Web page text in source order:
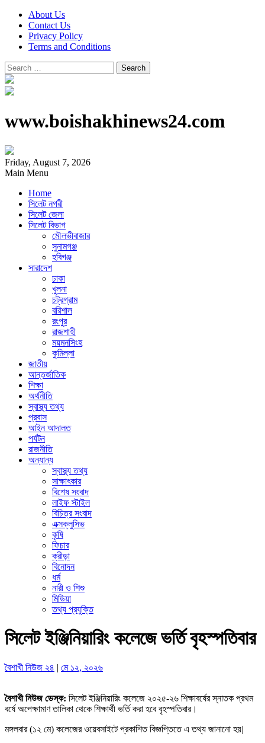
About Us
Contact Us
Privacy Policy
Terms and Conditions
Search
for:
www.boishakhinews24.com
Friday, August 7, 2026
Main Menu
Home
সিলেট নগরী
সিলেট জেলা
সিলেট বিভাগ
মৌলভীবাজার
সুনামগঞ্জ
হবিগঞ্জ
সারাদেশ
ঢাকা
খুলনা
চট্রগ্রাম
বরিশাল
রংপুর
রাজশাহী
ময়মনসিংহ
কুমিল্লা
জাতীয়
আন্তর্জাতিক
শিক্ষা
অর্থনীতি
স্বাস্থ্য তথ্য
প্রবাস
আইন আদালত
পর্যটন
রাজনীতি
অন্যান্য
স্বাস্থ্য তথ্য
সাক্ষাৎকার
বিশেষ সংবাদ
লাইফ স্টাইল
বিচিত্র সংবাদ
এক্সক্লুসিভ
কৃষি
ফিচার
ক্রীড়া
বিনোদন
ধর্ম
নারী ও শিশু
মিডিয়া
তথ্য প্রযুক্তি
সিলেট ইঞ্জিনিয়ারিং কলেজে ভর্তি বৃহস্পতিবার
বৈশাখী নিউজ ২৪ | মে ১২, ২০২৬
বৈশাখী নিউজ ডেস্ক: সিলেট ইঞ্জিনিয়ারিং কলেজে ২০২৫-২৬ শিক্ষাবর্ষের স্নাতক প্রথম
বর্ষে অপেক্ষামাণ তালিকা থেকে শিক্ষার্থী ভর্তি করা হবে বৃহস্পতিবার।
মঙ্গলবার (১২ মে) কলেজের ওয়েবসাইটে প্রকাশিত বিজ্ঞপ্তিতে এ তথ্য জানানো হয়|